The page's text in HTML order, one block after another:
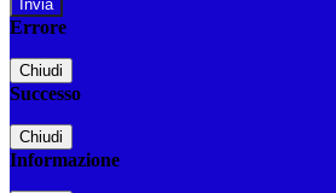
Errore
Chiudi
Successo
Chiudi
Informazione